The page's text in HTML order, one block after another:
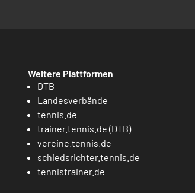
Weitere Plattformen
DTB
Landesverbände
tennis.de
trainer.tennis.de (DTB)
vereine.tennis.de
schiedsrichter.tennis.de
tennistrainer.de